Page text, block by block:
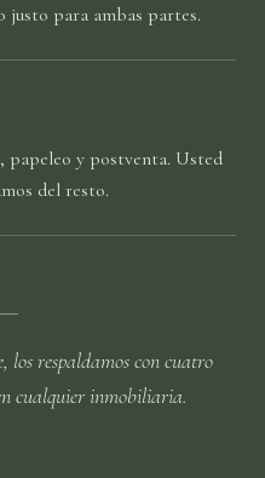
justo para ambas partes.
papeleo y postventa. Usted
del resto.
los respaldamos con cuatro
cualquier inmobiliaria.